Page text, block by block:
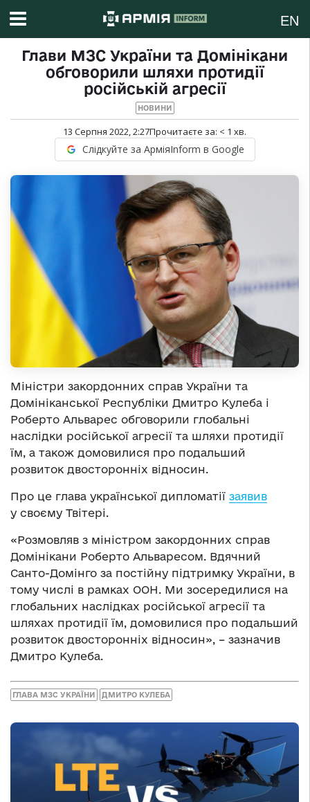
EN
Глави МЗС України та Домінікани
обговорили шляхи протидії
російській агресії
НОВИНИ
13 Серпня 2022, 2:27Прочитаєте за: < 1 хв.
Слідкуйте за АрміяInform в Google
Міністри закордонних справ України та
Домініканської Республіки Дмитро Кулеба і
Роберто Альварес обговорили глобальні
наслідки російської агресії та шляхи протидії
їм, а також домовилися про подальший
розвиток двосторонніх відносин.
Про це глава української дипломатії заявив
у своєму Твітері.
«Розмовляв з міністром закордонних справ
Домінікани Роберто Альваресом. Вдячний
Санто-Домінго за постійну підтримку України, в
тому числі в рамках ООН. Ми зосередилися на
глобальних наслідках російської агресії та
шляхах протидії їм, домовилися про подальший
розвиток двосторонніх відносин», – зазначив
Дмитро Кулеба.
ГЛАВА МЗС УКРАЇНИ ДМИТРО КУЛЕБА